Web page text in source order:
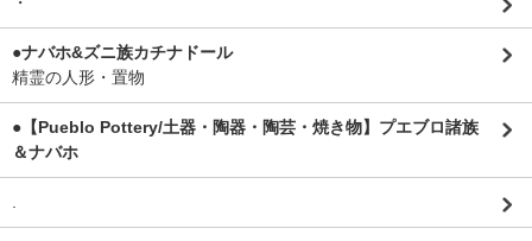
●ナバホ&ズニ族カチナドール
精霊の人形・置物
●【Pueblo Pottery/土器・陶器・陶芸・焼き物】プエブロ諸族
＆ナバホ